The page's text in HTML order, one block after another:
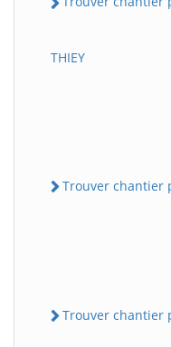
THIEY
Trouver chantier
Trouver chantier